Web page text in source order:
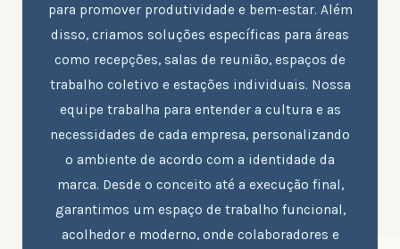
para promover produtividade e bem-estar. Além
disso, criamos soluções específicas para áreas
como recepções, salas de reunião, espaços de
trabalho coletivo e estações individuais. Nossa
equipe trabalha para entender a cultura e as
necessidades de cada empresa, personalizando
o ambiente de acordo com a identidade da
marca. Desde o conceito até a execução final,
garantimos um espaço de trabalho funcional,
acolhedor e moderno, onde colaboradores e